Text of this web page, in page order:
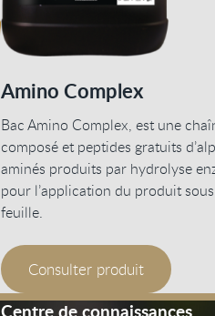
Amino Complex
Bac Amino Complex, est une
composé et peptides gratuits
aminés produits par hydrolyse
pour l’application du produit
feuille.
Consulter produit
Centre de connaissances